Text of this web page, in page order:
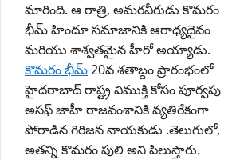
మారింది. ఆ రాత్రి, అమరవీరుడు కొమరం
భీమ్ హిందూ సమాజానికి ఆరాధ్యదైవం
మరియు శాశ్వతమైన హీరో అయ్యాడు.
కొమరం భీమ్20వ శతాబ్దం ప్రారంభంలో
హైదరాబాద్ రాష్ట్ర విముక్తి కోసం పూర్వపు
అసఫ్ జాహీ రాజవంశానికి వ్యతిరేకంగా
పోరాడిన గిరిజన నాయకుడు .తెలుగులో,
అతన్ని కొమరం పులి అని పిలుస్తారు.